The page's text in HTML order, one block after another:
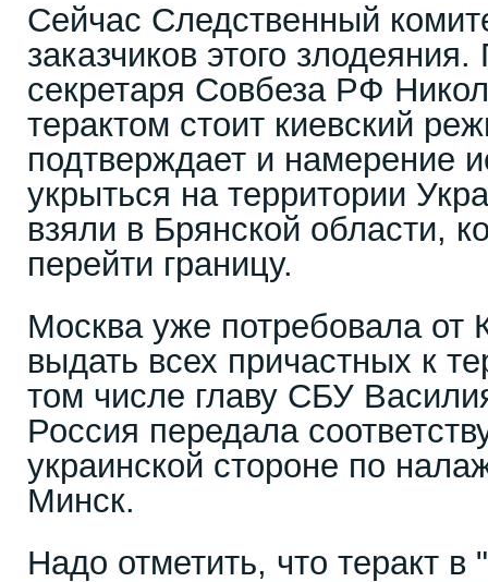
Сейчас Следственный
заказчиков этого
секретаря Совбеза РФ
терактом стоит киевский
подтверждает и намерение
укрыться на территории
взяли в Брянской области,
перейти границу.
Москва уже потребовала от
выдать всех причастных к
том числе главу СБУ
Россия передала
украинской стороне по
Минск.
Надо отметить, что теракт